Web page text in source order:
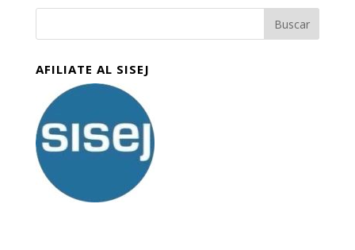
AFILIATE AL SISEJ